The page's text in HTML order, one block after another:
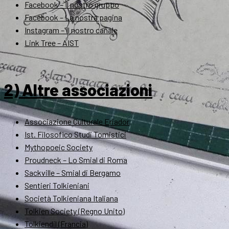
Facebook – Il nostro gruppo
Facebook – La nostra pagina
Instagram – Il nostro canale
Link Tree – AIST
2) Altre associazioni
Associazione Culturale Eriador
Ist. Filosofico Studi Tomistici
Mythopoeic Society
Proudneck – Lo Smial di Roma
Sackville – Smial di Bergamo
Sentieri Tolkieniani
Società Tolkieniana Italiana
Tolkien Society (Regno Unito)
Tolkiendil (Francia)